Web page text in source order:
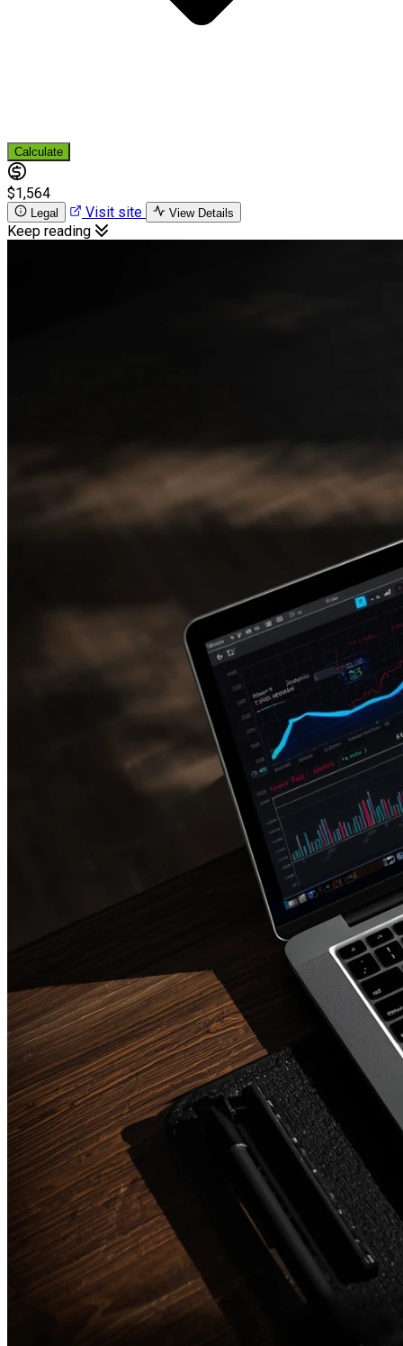
Calculate
$1,564
Legal Visit site View Details
Keep reading